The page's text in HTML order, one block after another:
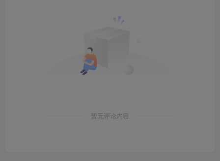
暂无评论内容